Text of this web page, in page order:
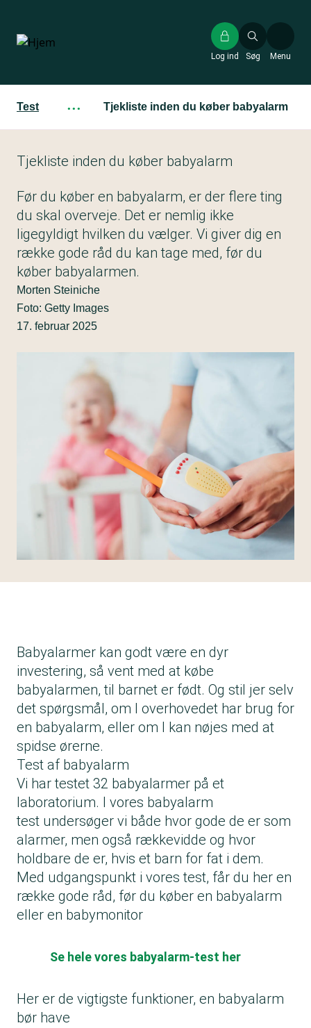
hovedindhold
Søg
Log ind Menu
Test ··· Tjekliste inden du køber babyalarm
Tjekliste inden du køber babyalarm
Før du køber en babyalarm, er der flere ting
du skal overveje. Det er nemlig ikke
ligegyldigt hvilken du vælger. Vi giver dig en
række gode råd du kan tage med, før du
køber babyalarmen.
Morten Steiniche
Foto: Getty Images
17. februar 2025
Babyalarmer kan godt være en dyr
investering, så vent med at købe
babyalarmen, til barnet er født. Og stil jer selv
det spørgsmål, om I overhovedet har brug for
en babyalarm, eller om I kan nøjes med at
spidse ørerne.
Test af babyalarm
Vi har testet 32 babyalarmer på et
laboratorium. I vores babyalarm
test undersøger vi både hvor gode de er som
alarmer, men også rækkevidde og hvor
holdbare de er, hvis et barn for fat i dem.
Med udgangspunkt i vores test, får du her en
række gode råd, før du køber en babyalarm
eller en babymonitor
Se hele vores babyalarm-test her
Her er de vigtigste funktioner, en babyalarm
bør have